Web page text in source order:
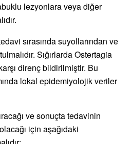
lezyonlara veya diğer
sırasında suyollarından ve
Sığırlarda Ostertagia
direnç bildirilmiştir. Bu
lokal epidemiyolojik veriler
ve sonuçta tedavinin
için aşağıdaki